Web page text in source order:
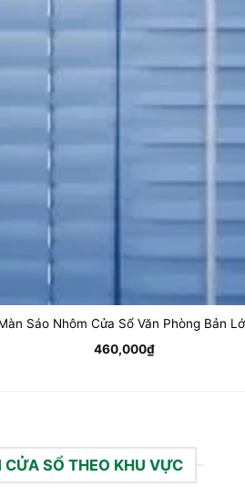
Sáo Nhôm Cửa Sổ Văn Phòng Bản
460,000₫
CỬA SỔ THEO KHU VỰC